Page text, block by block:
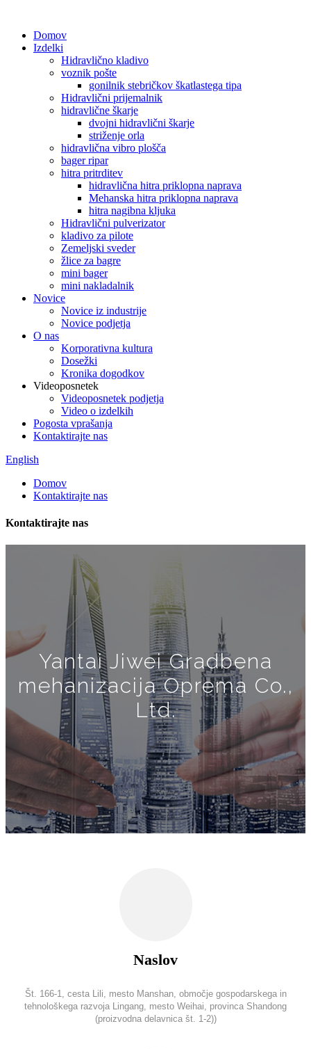
Domov
Izdelki
Hidravlično kladivo
voznik pošte
gonilnik stebričkov škatlastega tipa
Hidravlični prijemalnik
hidravlične škarje
dvojni hidravlični škarje
striženje orla
hidravlična vibro plošča
bager ripar
hitra pritrditev
hidravlična hitra priklopna naprava
Mehanska hitra priklopna naprava
hitra nagibna kljuka
Hidravlični pulverizator
kladivo za pilote
Zemeljski sveder
žlice za bagre
mini bager
mini nakladalnik
Novice
Novice iz industrije
Novice podjetja
O nas
Korporativna kultura
Dosežki
Kronika dogodkov
Videoposnetek
Videoposnetek podjetja
Video o izdelkih
Pogosta vprašanja
Kontaktirajte nas
English
Domov
Kontaktirajte nas
Kontaktirajte nas
Yantai Jiwei Gradbena
mehanizacija Oprema Co.,
Ltd.
Naslov
Št. 166-1, cesta Lili, mesto Manshan, območje gospodarskega in
tehnološkega razvoja Lingang, mesto Weihai, provinca Shandong
(proizvodna delavnica št. 1-2))